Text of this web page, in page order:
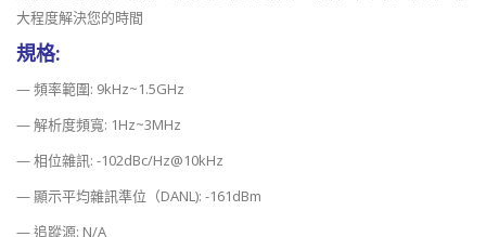
大程度解決您的時間
規格:
— 頻率範圍: 9kHz~1.5GHz
— 解析度頻寬: 1Hz~3MHz
— 相位雜訊: -102dBc/Hz@10kHz
— 顯示平均雜訊準位（DANL): -161dBm
— 追蹤源: N/A